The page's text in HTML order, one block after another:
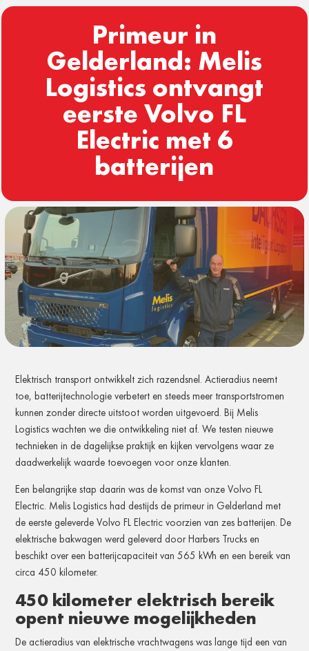
Primeur in
Gelderland: Melis
Logistics ontvangt
eerste Volvo FL
Electric met 6
batterijen
Elektrisch transport ontwikkelt zich razendsnel. Actieradius neemt
toe, batterijtechnologie verbetert en steeds meer transportstromen
kunnen zonder directe uitstoot worden uitgevoerd. Bij Melis
Logistics wachten we die ontwikkeling niet af. We testen nieuwe
technieken in de dagelijkse praktijk en kijken vervolgens waar ze
daadwerkelijk waarde toevoegen voor onze klanten.
Een belangrijke stap daarin was de komst van onze Volvo FL
Electric. Melis Logistics had destijds de primeur in Gelderland met
de eerste geleverde Volvo FL Electric voorzien van zes batterijen. De
elektrische bakwagen werd geleverd door Harbers Trucks en
beschikt over een batterijcapaciteit van 565 kWh en een bereik van
circa 450 kilometer.
450 kilometer elektrisch bereik
opent nieuwe mogelijkheden
De actieradius van elektrische vrachtwagens was lange tijd een van